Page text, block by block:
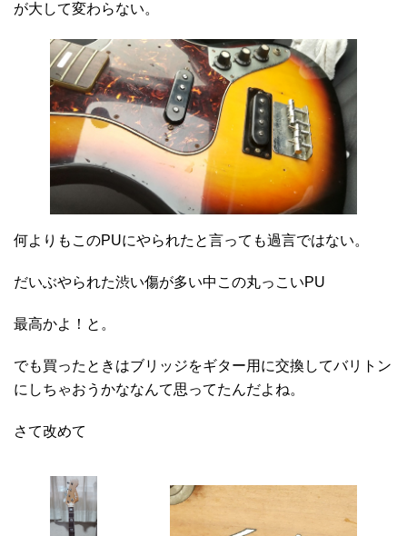
が大して変わらない。
何よりもこのPUにやられたと言っても過言ではない。
だいぶやられた渋い傷が多い中この丸っこいPU
最高かよ！と。
でも買ったときはブリッジをギター用に交換してバリトン
にしちゃおうかななんて思ってたんだよね。
さて改めて